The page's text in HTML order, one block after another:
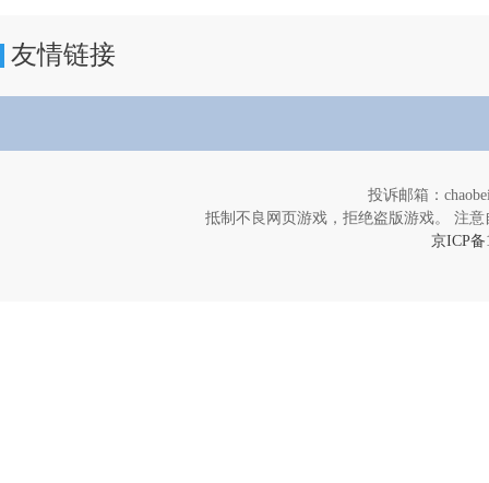
友情链接
投诉邮箱：
抵制不良网页游戏，拒绝盗版游戏。 注
京ICP备